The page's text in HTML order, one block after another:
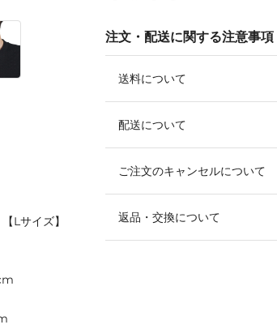
注文・配送に関する注意事項
送料について
配送について
ご注文のキャンセルについて
返品・交換について
Lサイズ】